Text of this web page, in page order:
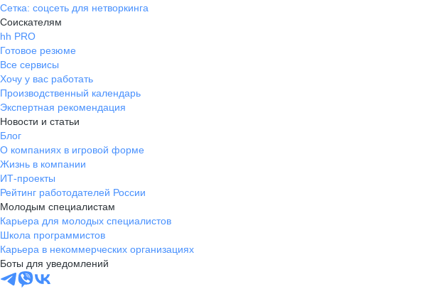
Сетка: соцсеть для нетворкинга
Соискателям
hh PRO
Готовое резюме
Все сервисы
Хочу у вас работать
Производственный календарь
Экспертная рекомендация
Новости и статьи
Блог
О компаниях в игровой форме
Жизнь в компании
ИТ-проекты
Рейтинг работодателей России
Молодым специалистам
Карьера для молодых специалистов
Школа программистов
Карьера в некоммерческих организациях
Боты для уведомлений